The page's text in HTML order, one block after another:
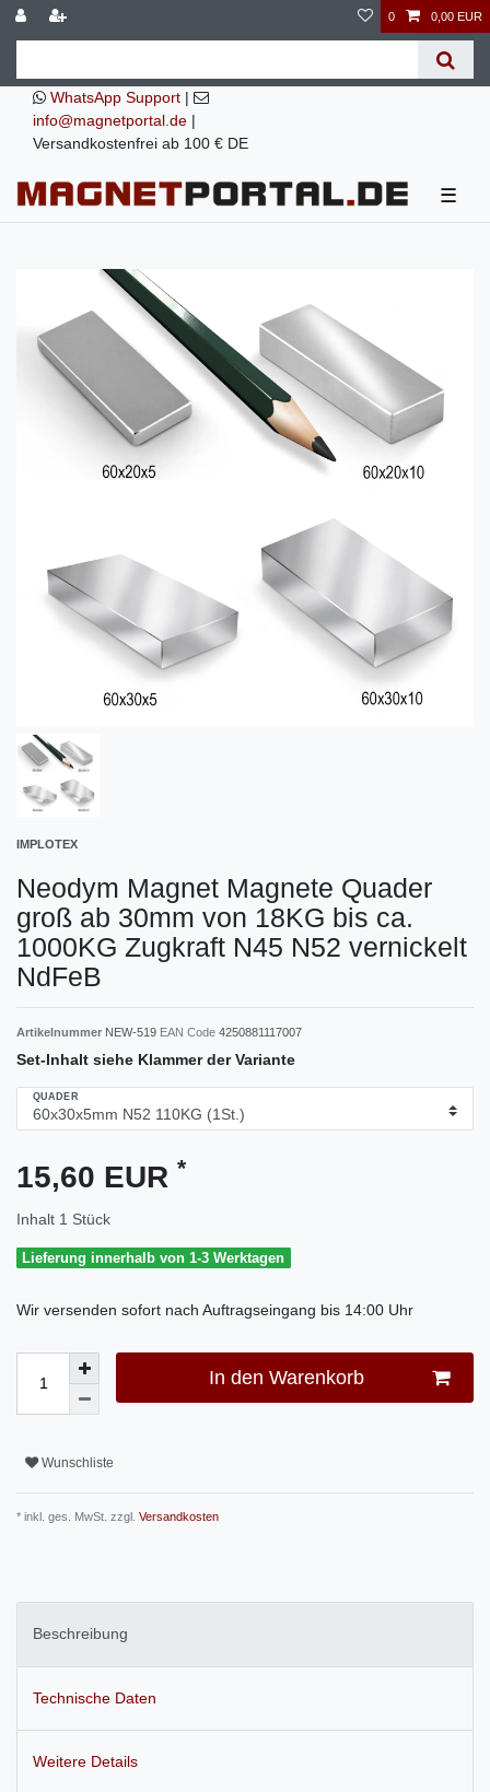
0 0,00 EUR
WhatsApp Support |
info@magnetportal.de |
Versandkostenfrei ab 100 € DE
☰
IMPLOTEX
Neodym Magnet Magnete Quader
groß ab 30mm von 18KG bis ca.
1000KG Zugkraft N45 N52 vernickelt
NdFeB
Artikelnummer NEW-519 EAN Code 4250881117007
Set-Inhalt siehe Klammer der Variante
QUADER
15,60 EUR *
Inhalt 1 Stück
Lieferung innerhalb von 1-3 Werktagen
Wir versenden sofort nach Auftragseingang bis 14:00 Uhr
In den Warenkorb
Wunschliste
* inkl. ges. MwSt. zzgl. Versandkosten
Beschreibung
Technische Daten
Weitere Details